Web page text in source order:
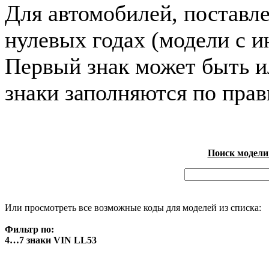
Для автомобилей,
нулевых годах (модели с
Первый знак может быть
знаки заполняются по
Поиск
Или просмотреть все возможные коды для моделей из списка:
Фильтр по:
4…7 знаки VIN LL53